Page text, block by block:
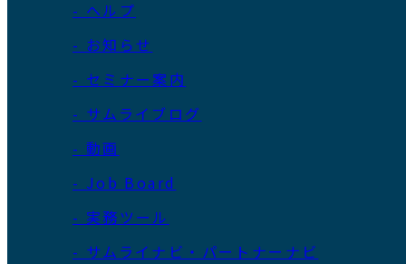
- ヘルプ
- お知らせ
- セミナー案内
- サムライブログ
- 動画
- Job Board
- 実務ツール
- サムライナビ・パートナーナビ